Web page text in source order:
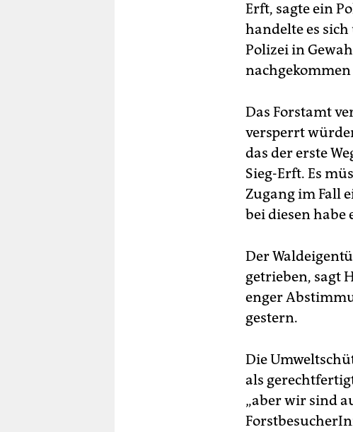
Erft, sagte ein
handelte es
Polizei in
Das Forstamt
versperrt
das der erste
Sieg-Erft. Es
Zugang im Fall
bei diesen habe
Der
getrieben, sagt
enger
gestern.
Die
als
„aber wir sind